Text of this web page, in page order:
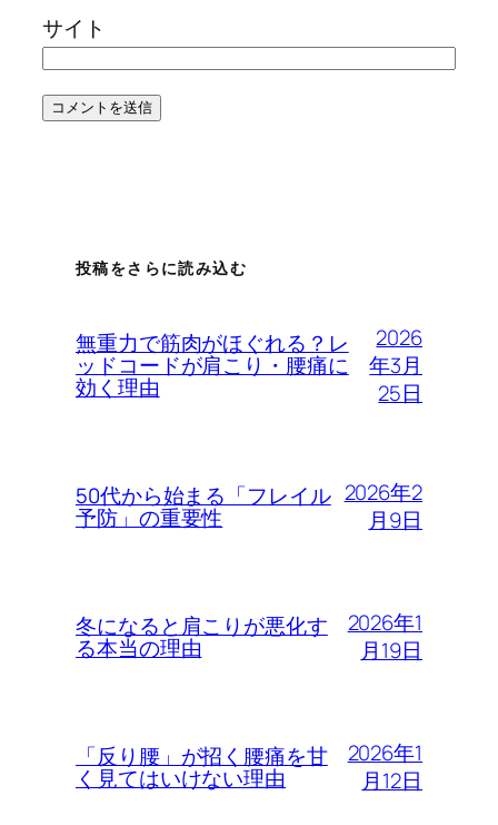
サイト
投稿をさらに読み込む
無重力で筋肉がほぐれる？レ
ッドコードが肩こり・腰痛に
効く理由
2026
年3月
25日
50代から始まる「フレイル
予防」の重要性
2026年2
月9日
冬になると肩こりが悪化す
る本当の理由
2026年1
月19日
「反り腰」が招く腰痛を甘
く見てはいけない理由
2026年1
月12日